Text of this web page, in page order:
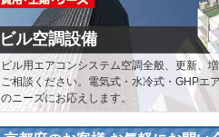
ビル空調設備
ビル用エアコンシステム空調全般、更新、
ご相談ください。電気式・水冷式・GHPエ
のニーズにお応えします。